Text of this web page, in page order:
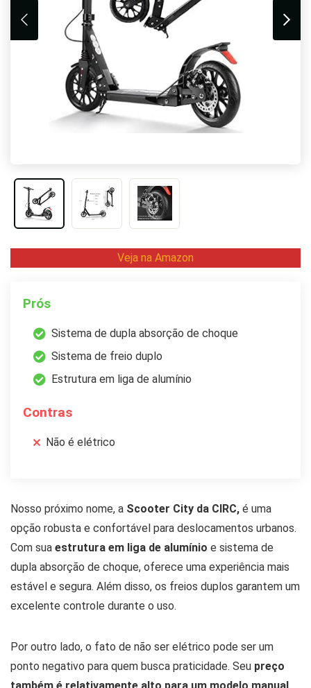
Veja na Amazon
Prós
Sistema de dupla absorção de choque
Sistema de freio duplo
Estrutura em liga de alumínio
Contras
Não é elétrico
Nosso próximo nome, a Scooter City da CIRC, é uma
opção robusta e confortável para deslocamentos urbanos.
Com sua estrutura em liga de alumínio e sistema de
dupla absorção de choque, oferece uma experiência mais
estável e segura. Além disso, os freios duplos garantem um
excelente controle durante o uso.
Por outro lado, o fato de não ser elétrico pode ser um
ponto negativo para quem busca praticidade. Seu preço
também é relativamente alto para um modelo manual.